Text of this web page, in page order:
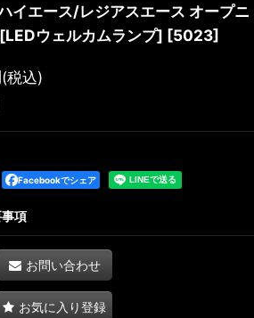
エース/レジアスエース オープニ
ウェルカムランプ] [5023]
(税込)
Facebookでシェア
項
お問い合わせ
お気に入り登録